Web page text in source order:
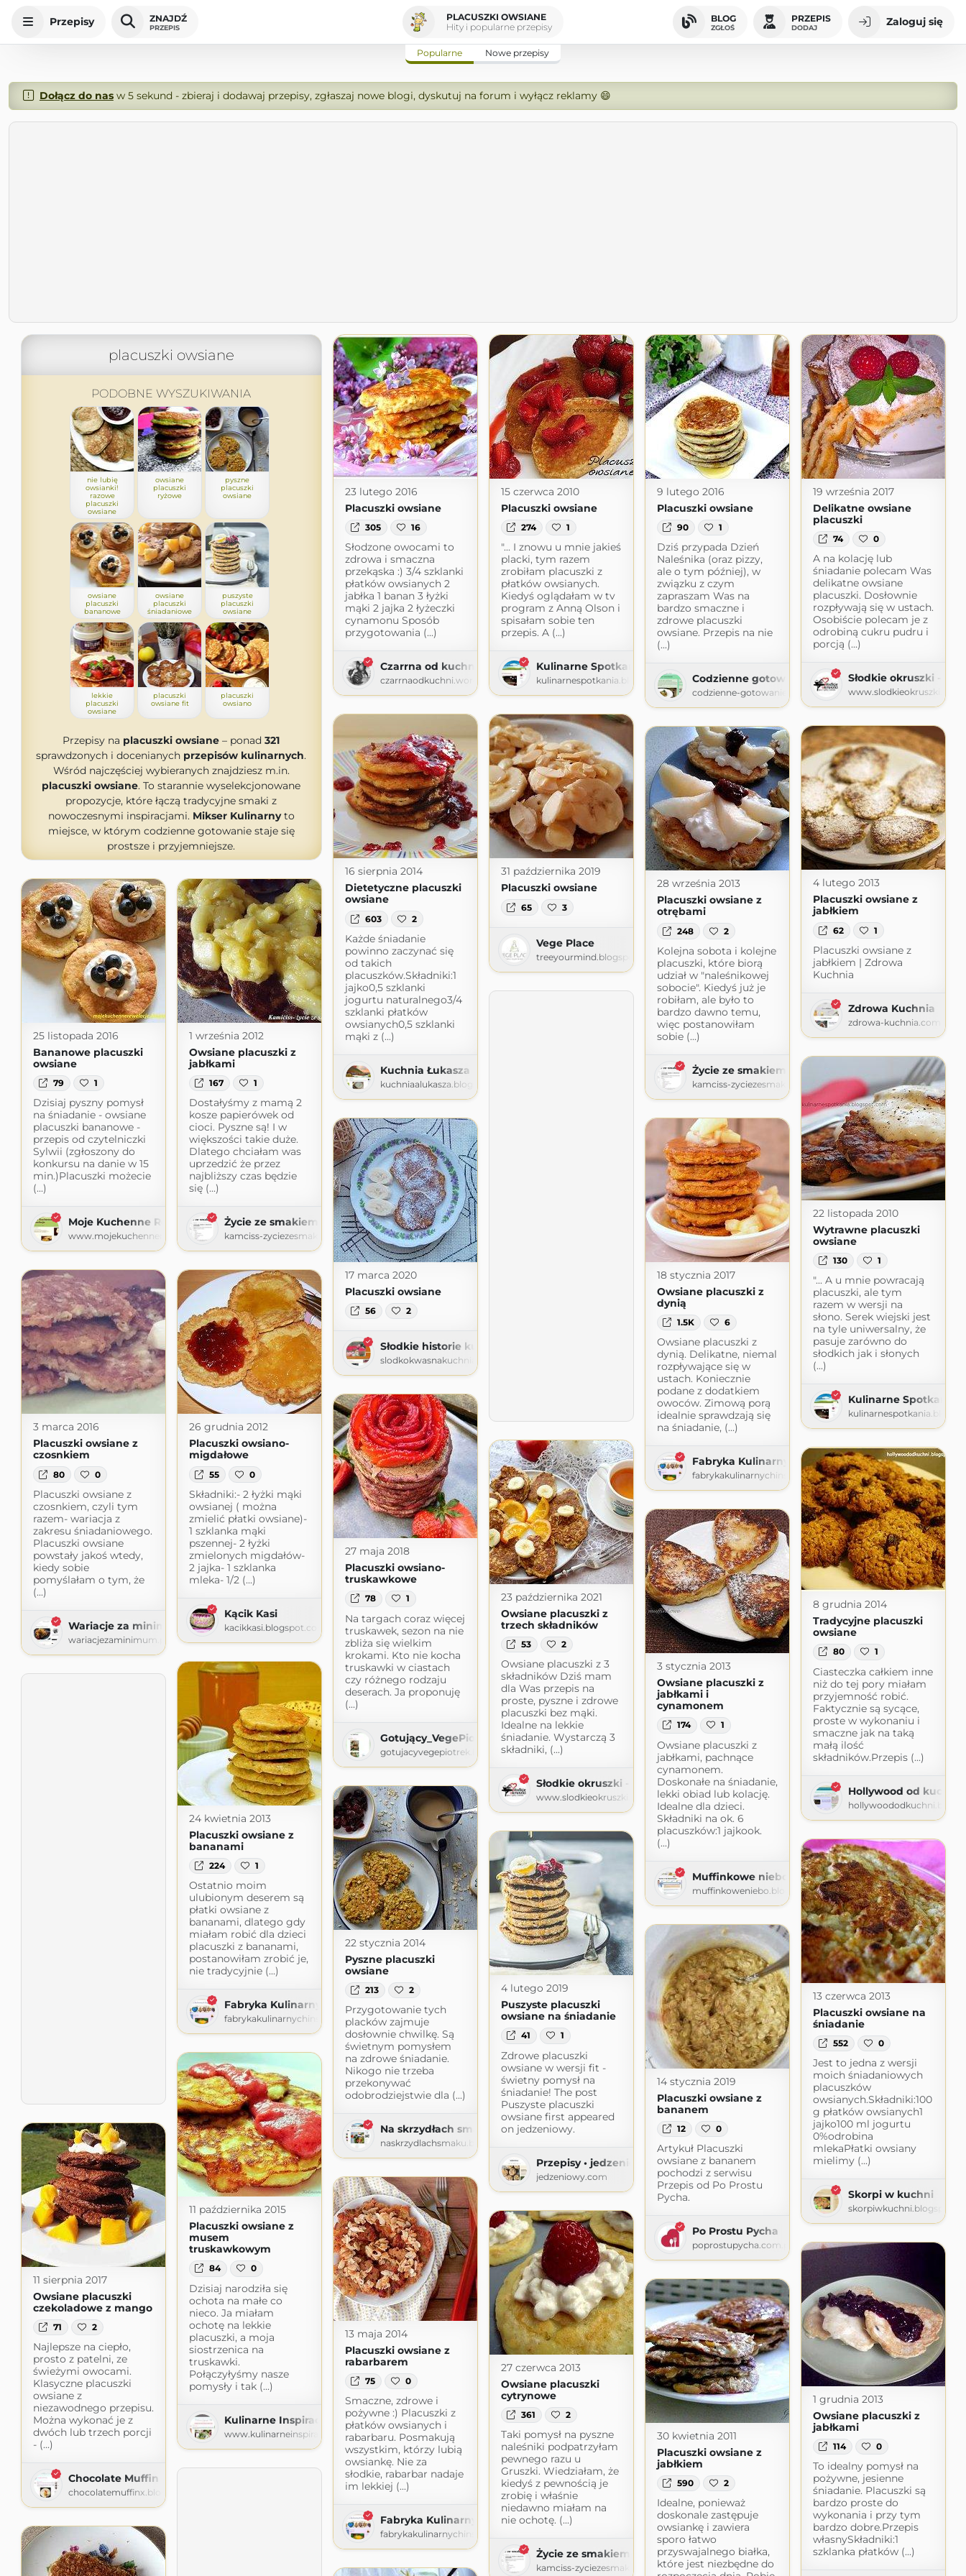
Przepisy ZNAJDŹ
PRZEPIS
PLACUSZKI OWSIANE
Hity i popularne przepisy
BLOG
ZGŁOŚ
PRZEPIS
DODAJ Zaloguj się
Popularne Nowe przepisy
Dołącz do nasw 5 sekund - zbieraj i dodawaj przepisy, zgłaszaj nowe blogi, dyskutuj na forum i wyłącz reklamy 😄
placuszki owsiane
PODOBNE WYSZUKIWANIA
nie lubię
owsianki!
razowe
placuszki
owsiane
owsiane
placuszki
ryżowe
pyszne
placuszki
owsiane
owsiane
placuszki
bananowe
owsiane
placuszki
śniadaniowe
puszyste
placuszki
owsiane
lekkie
placuszki
owsiane
placuszki
owsiane fit
placuszki
owsiano
Przepisy na placuszki owsiane – ponad 321
sprawdzonych i docenianych przepisów kulinarnych.
Wśród najczęściej wybieranych znajdziesz m.in.
placuszki owsiane. To starannie wyselekcjonowane
propozycje, które łączą tradycyjne smaki z
nowoczesnymi inspiracjami. Mikser Kulinarnyto
miejsce, w którym codzienne gotowanie staje się
prostsze i przyjemniejsze.
23 lutego 2016
Placuszki owsiane
305 16
Słodzone owocami to
zdrowa i smaczna
przekąska :) 3/4 szklanki
płatków owsianych 2
jabłka 1 banan 3 łyżki
mąki 2 jajka 2 łyżeczki
cynamonu Sposób
przygotowania (...)
Czarrna od kuchni
czarrnaodkuchni.wordpress.com
15 czerwca 2010
Placuszki owsiane
274 1
"... I znowu u mnie jakieś
placki, tym razem
zrobiłam placuszki z
płatków owsianych.
Kiedyś oglądałam w tv
program z Anną Olson i
spisałam sobie ten
przepis. A (...)
Kulinarne Spotkania
kulinarnespotkania.blogspot.com
9 lutego 2016
Placuszki owsiane
90 1
Dziś przypada Dzień
Naleśnika (oraz pizzy,
ale o tym później), w
związku z czym
zapraszam Was na
bardzo smaczne i
zdrowe placuszki
owsiane. Przepis na nie
(...)
Codzienne gotowanie
codzienne-gotowanie.blogspot.com
19 września 2017
Delikatne owsiane
placuszki
74 0
A na kolację lub
śniadanie polecam Was
delikatne owsiane
placuszki. Dosłownie
rozpływają się w ustach.
Osobiście polecam je z
odrobiną cukru pudru i
porcją (...)
Słodkie okruszki -
www.slodkieokruszki.pl
16 sierpnia 2014
Dietetyczne placuszki
owsiane
603 2
Każde śniadanie
powinno zaczynać się
od takich
placuszków.Składniki:1
jajko0,5 szklanki
jogurtu naturalnego3/4
szklanki płatków
owsianych0,5 szklanki
mąki z (...)
Kuchnia Łukasza
kuchniaalukasza.blogspot.com
31 października 2019
Placuszki owsiane
65 3
Vege Place
treeyourmind.blogspot.com
4 lutego 2013
Placuszki owsiane z
jabłkiem
62 1
Placuszki owsiane z
jabłkiem | Zdrowa
Kuchnia
Zdrowa Kuchnia
zdrowa-kuchnia.com
28 września 2013
Placuszki owsiane z
otrębami
248 2
Kolejna sobota i kolejne
placuszki, które biorą
udział w "naleśnikowej
sobocie". Kiedyś już je
robiłam, ale było to
bardzo dawno temu,
więc postanowiłam
sobie (...)
Życie ze smakiem
kamciss-zyciezesmakiem.blogspot.com
25 listopada 2016
Bananowe placuszki
owsiane
79 1
Dzisiaj pyszny pomysł
na śniadanie - owsiane
placuszki bananowe -
przepis od czytelniczki
Sylwii (zgłoszony do
konkursu na danie w 15
min.)Placuszki możecie
(...)
Moje Kuchenne Rewelacje
www.mojekuchennerewelacje.pl
1 września 2012
Owsiane placuszki z
jabłkami
167 1
Dostałyśmy z mamą 2
kosze papierówek od
cioci. Pyszne są! I w
większości takie duże.
Dlatego chciałam was
uprzedzić że przez
najbliższy czas będzie
się (...)
Życie ze smakiem
kamciss-zyciezesmakiem.blogspot.com
22 listopada 2010
Wytrawne placuszki
owsiane
130 1
"... A u mnie powracają
placuszki, ale tym
razem w wersji na
słono. Serek wiejski jest
na tyle uniwersalny, że
pasuje zarówno do
słodkich jak i słonych
(...)
Kulinarne Spotkania
17 marca 2020
Placuszki owsiane
56 2
Słodkie historie kulinarne
slodkokwasnakuchnia1.blogspot.com
18 stycznia 2017
Owsiane placuszki z
dynią
1.5K 6
Owsiane placuszki z
dynią. Delikatne, niemal
rozpływające się w
ustach. Koniecznie
podane z dodatkiem
owoców. Zimową porą
idealnie sprawdzają się
na śniadanie, (...)
Fabryka Kulinarnych Inspiracji
fabrykakulinarnychinspiracji.blogspot.com
3 marca 2016
Placuszki owsiane z
czosnkiem
80 0
Placuszki owsiane z
czosnkiem, czyli tym
razem- wariacja z
zakresu śniadaniowego.
Placuszki owsiane
powstały jakoś wtedy,
kiedy sobie
pomyślałam o tym, że
(...)
Wariacje za minimum
wariacjezaminimum.pl
26 grudnia 2012
Placuszki owsiano-
migdałowe
55 0
Składniki:- 2 łyżki mąki
owsianej ( można
zmielić płatki owsiane)-
1 szklanka mąki
pszennej- 2 łyżki
zmielonych migdałów-
2 jajka- 1 szklanka
mleka- 1/2 (...)
Kącik Kasi
kacikkasi.blogspot.com
27 maja 2018
Placuszki owsiano-
truskawkowe
78 1
Na targach coraz więcej
truskawek, sezon na nie
zbliża się wielkim
krokami. Kto nie kocha
truskawki w ciastach
czy różnego rodzaju
deserach. Ja proponuję
(...)
Gotujący_VegePiotrek
gotujacyvegepiotrek.blogspot.com
23 października 2021
Owsiane placuszki z
trzech składników
53 2
Owsiane placuszki z 3
składników Dziś mam
dla Was przepis na
proste, pyszne i zdrowe
placuszki bez mąki.
Idealne na lekkie
śniadanie. Wystarczą 3
składniki, (...)
Słodkie okruszki - piecz i gotuj z sercem
www.slodkieokruszki.pl
8 grudnia 2014
Tradycyjne placuszki
owsiane
80 1
Ciasteczka całkiem inne
niż do tej pory miałam
przyjemność robić.
Faktycznie są sycące,
proste w wykonaniu i
smaczne jak na taką
małą ilość
składników.Przepis (...)
Hollywood od kuchni
3 stycznia 2013
Owsiane placuszki z
jabłkami i
cynamonem
174 1
Owsiane placuszki z
jabłkami, pachnące
cynamonem.
Doskonałe na śniadanie,
lekki obiad lub kolację.
Idealne dla dzieci.
Składniki na ok. 6
placuszków:1 jajkook.
(...)
Muffinkowe niebo
muffinkoweniebo.blogspot.com
24 kwietnia 2013
Placuszki owsiane z
bananami
224 1
Ostatnio moim
ulubionym deserem są
płatki owsiane z
bananami, dlatego gdy
miałam robić dla dzieci
placuszki z bananami,
postanowiłam zrobić je,
nie tradycyjnie (...)
Fabryka Kulinarnych Inspiracji
fabrykakulinarnychinspiracji.blogspot.com
22 stycznia 2014
Pyszne placuszki
owsiane
213 2
Przygotowanie tych
placków zajmuje
dosłownie chwilkę. Są
świetnym pomysłem
na zdrowe śniadanie.
Nikogo nie trzeba
przekonywać
odobrodziejstwie dla (...)
Na skrzydłach smaku
naskrzydlachsmaku.blogspot.com
4 lutego 2019
Puszyste placuszki
owsiane na śniadanie
41 1
Zdrowe placuszki
owsiane w wersji fit -
świetny pomysł na
śniadanie! The post
Puszyste placuszki
owsiane first appeared
on jedzeniowy.
Przepisy • jedzeniowy • przepisy na proste dania wege
jedzeniowy.com
13 czerwca 2013
Placuszki owsiane na
śniadanie
552 0
Jest to jedna z wersji
moich śniadaniowych
placuszków
owsianych.Składniki:100
g płatków owsianych1
jajko100 ml jogurtu
0%odrobina
mlekaPłatki owsiany
mielimy (...)
Skorpi w kuchni
14 stycznia 2019
Placuszki owsiane z
bananem
12 0
Artykuł Placuszki
owsiane z bananem
pochodzi z serwisu
Przepis od Po Prostu
Pycha.
Po Prostu Pycha
poprostupycha.com.pl
11 października 2015
Placuszki owsiane z
musem
truskawkowym
84 0
Dzisiaj narodziła się
ochota na małe co
nieco. Ja miałam
ochotę na lekkie
placuszki, a moja
siostrzenica na
truskawki.
Połączyłyśmy nasze
pomysły i tak (...)
Kulinarne Inspiracje Futki
www.kulinarneinspiracjefutki.pl
11 sierpnia 2017
Owsiane placuszki
czekoladowe z mango
71 2
Najlepsze na ciepło,
prosto z patelni, ze
świeżymi owocami.
Klasyczne placuszki
owsiane z
niezawodnego przepisu.
Można wykonać je z
dwóch lub trzech porcji
- (...)
Chocolate Muffin Blog
chocolatemuffinx.blogspot.com
13 maja 2014
Placuszki owsiane z
rabarbarem
75 0
Smaczne, zdrowe i
pożywne :) Placuszki z
płatków owsianych i
rabarbaru. Posmakują
wszystkim, którzy lubią
owsiankę. Nie za
słodkie, rabarbar nadaje
im lekkiej (...)
Fabryka Kulinarnych Inspiracji
fabrykakulinarnychinspiracji.blogspot.com
27 czerwca 2013
Owsiane placuszki
cytrynowe
361 2
Taki pomysł na pyszne
naleśniki podpatrzyłam
pewnego razu u
Gruszki. Wiedziałam, że
kiedyś z pewnością je
zrobię i właśnie
niedawno miałam na
nie ochotę. (...)
Życie ze smakiem
kamciss-zyciezesmakiem.blogspot.com
1 grudnia 2013
Owsiane placuszki z
jabłkami
114 0
To idealny pomysł na
pożywne, jesienne
śniadanie. Placuszki są
bardzo proste do
wykonania i przy tym
bardzo dobre.Przepis
własnySkładniki:1
szklanka płatków (...)
30 kwietnia 2011
Placuszki owsiane z
jabłkiem
590 2
Idealne, ponieważ
doskonale zastępuje
owsiankę i zawiera
sporo łatwo
przyswajalnego białka,
które jest niezbędne do